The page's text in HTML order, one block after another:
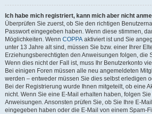
Ich habe mich registriert, kann mich aber nicht
Überprüfen Sie zuerst, ob Sie den richtigen
Passwort eingegeben haben. Wenn diese stimmen,
Möglichkeiten. Wenn COPPA aktiviert ist und Sie
unter 13 Jahre alt sind, müssen Sie bzw. einer Ihrer
Erziehungsberechtigten den Anweisungen folgen, die
Wenn dies nicht der Fall ist, muss Ihr Benutzerkonto
Bei einigen Foren müssen alle neu angemeldeten
werden – entweder müssen Sie dies selbst erledigen
Bei der Registrierung wurde Ihnen mitgeteilt, ob eine
nicht. Wenn Sie eine E-Mail erhalten haben, folgen
Anweisungen. Ansonsten prüfen Sie, ob Sie Ihre E-
eingegeben haben oder die E-Mail von einem Spam-